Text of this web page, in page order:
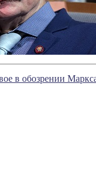
в обозрении